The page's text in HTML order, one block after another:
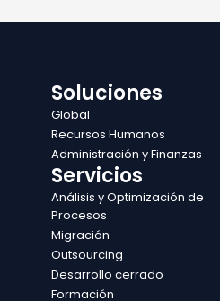
Soluciones
Global
Recursos Humanos
Administración y Finanzas
Servicios
Análisis y Optimización de
Procesos
Migración
Outsourcing
Desarrollo cerrado
Formación